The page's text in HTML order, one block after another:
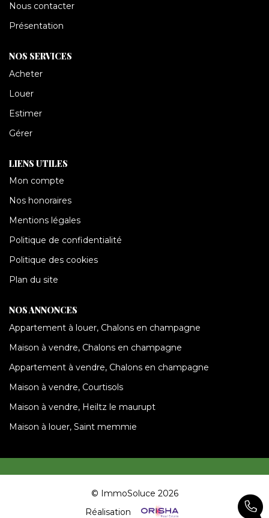
Nous contacter
Présentation
NOS SERVICES
Acheter
Louer
Estimer
Gérer
LIENS UTILES
Mon compte
Nos honoraires
Mentions légales
Politique de confidentialité
Politique des cookies
Plan du site
NOS ANNONCES
Appartement à louer, Chalons en champagne
Maison à vendre, Chalons en champagne
Appartement à vendre, Chalons en champagne
Maison à vendre, Courtisols
Maison à vendre, Heiltz le maurupt
Maison à louer, Saint memmie
© ImmoSoluce 2026
Réalisation